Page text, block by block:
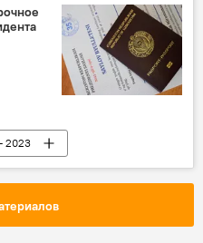
Находка
2023
Президент